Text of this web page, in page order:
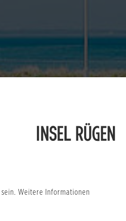
Weitere Informationen